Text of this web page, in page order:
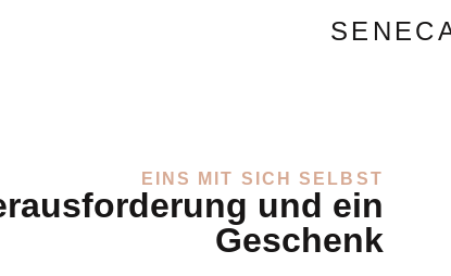
EINS MIT SICH SELBST
und ein
Geschenk